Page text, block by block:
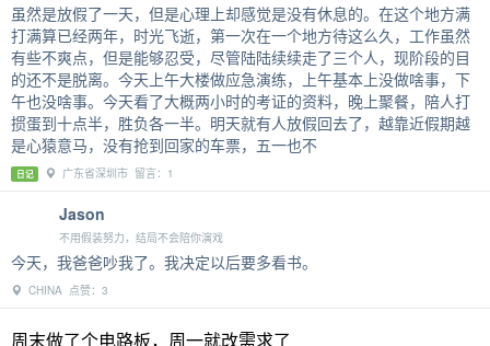
虽然是放假了一天，但是心理上却感觉是没有休息的。在这个地方满
打满算已经两年，时光飞逝，第一次在一个地方待这么久，工作虽然
有些不爽点，但是能够忍受，尽管陆陆续续走了三个人，现阶段的目
的还不是脱离。今天上午大楼做应急演练，上午基本上没做啥事，下
午也没啥事。今天看了大概两小时的考证的资料，晚上聚餐，陪人打
掼蛋到十点半，胜负各一半。明天就有人放假回去了，越靠近假期越
是心猿意马，没有抢到回家的车票，五一也不
日记 广东省深圳市 留言：1
Jason
不用假装努力，结局不会陪你演戏
今天，我爸爸吵我了。我决定以后要多看书。
CHINA 点赞：3
周末做了个电路板，周一就改需求了